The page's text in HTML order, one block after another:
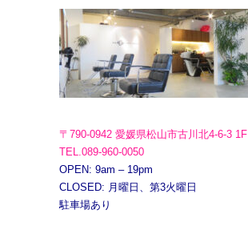
〒790-0942 愛媛県松山市古川北4-6-3 1F
TEL.089-960-0050
OPEN: 9am – 19pm
CLOSED: 月曜日、第3火曜日
駐車場あり